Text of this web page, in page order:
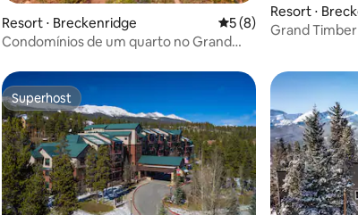
Resort ⋅ Breckenridge 5 de uma avaliação
5 (8)
Condomínios de um quarto no Grand
Resort ⋅
Grand
Superhost
Superhost